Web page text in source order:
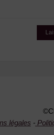
légales -